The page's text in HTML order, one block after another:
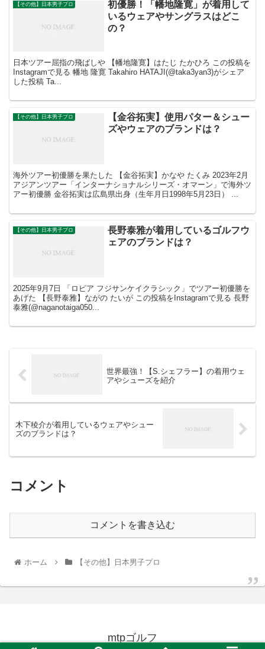
【その他】日本男子プロ
初優勝！「幡地隆寛」が着用して
いるウェアやサングラスはどこ
の？
日本ツアー屈指の飛ばしや 【幡地隆寛】はたじ たかひろ この投稿を
Instagramで見る 幡地 隆寛 Takahiro HATAJI(@taka3yan3)がシェア
した投稿 Ta...
【その他】日本男子プロ
【金谷拓実】使用パター＆シュー
ズやウェアのブランドは？
海外ツアー初優勝を果たした 【金谷拓実】かなや たくみ 2023年2月
アジアンツアー「インターナショナルシリーズ・オマーン」で海外ツ
アー初優勝 金谷拓実は広島県出身（生年月日1998年5月23日） ...
【その他】日本男子プロ
長野泰雅が着用しているゴルフウ
ェアのブランドは？
2025年9月7日 「ロピア フジサンケイクラシック」でツアー初優勝を
あげた 【長野泰雅】ながの たいが この投稿をInstagramで見る 長野
泰雅(@naganotaiga050...
世界最強！【S.シェフラー】の着用ウェ
アやシューズを紹介
木下稜介が着用しているウェアやシュー
ズのブランドは？
コメント
コメントを書き込む
ホーム 【その他】日本男子プロ
mtpゴルフ